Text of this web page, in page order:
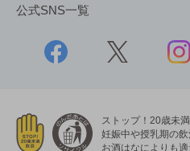
公式SNS一覧
ストップ！20歳未
妊娠中や授乳期の飲
お酒はなによりも適